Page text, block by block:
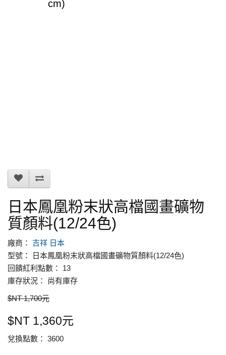
cm)
日本鳳凰粉末狀高檔國畫礦物
質顏料(12/24色)
廠商： 吉祥 日本
型號： 日本鳳凰粉末狀高檔國畫礦物質顏料(12/24色)
回饋紅利點數： 13
庫存狀況： 尚有庫存
$NT 1,700元
$NT 1,360元
兌換點數： 3600